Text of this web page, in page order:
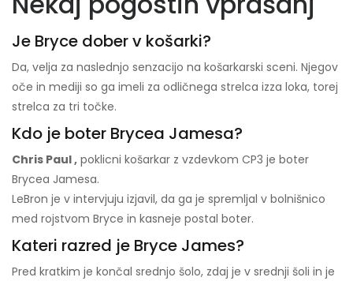
Je Bryce dober v košarki?
Da, velja za naslednjo senzacijo na košarkarski sceni. Njegov
oče in mediji so ga imeli za odličnega strelca izza loka, torej
strelca za tri točke.
Kdo je boter Brycea Jamesa?
Chris Paul , poklicni košarkar z vzdevkom CP3 je boter
Brycea Jamesa.
LeBron je v intervjuju izjavil, da ga je spremljal v bolnišnico
med rojstvom Bryce in kasneje postal boter.
Kateri razred je Bryce James?
Pred kratkim je končal srednjo šolo, zdaj je v srednji šoli in je